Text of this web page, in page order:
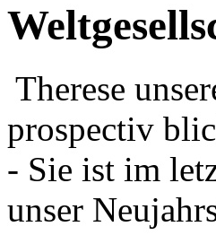
Therese
prospectiv
- Sie ist im
unser